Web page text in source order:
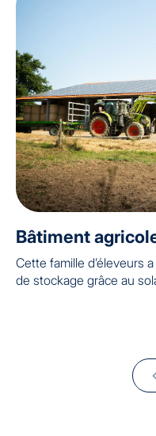
Bâtiment
Cette famille d’éleveurs
de stockage grâce au